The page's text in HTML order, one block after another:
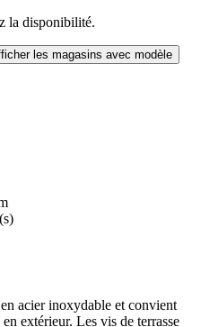
la disponibilité.
les magasins avec modèle
acier inoxydable et convient
extérieur. Les vis de terrasse